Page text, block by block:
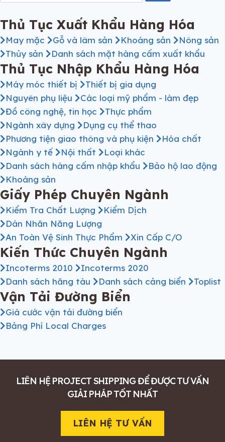
Thủ Tục Xuất Khẩu Hàng Hóa
May mặc Gỗ và lâm sản Khoáng sản
Nông sản
Thủy sản
Danh sách mặt hàng cấm xuất khẩu
Thủ Tục Nhập Khẩu Hàng Hóa
Máy móc thiết bị
Thiết bị gia dụng
Nguyên phụ liệu
Các loại mỹ phẩm - làm đẹp
Đồ công nghệ, tin học
Thực phẩm
Ngành xây dựng
Dụng cụ thể thao
Phương tiện giao thông và phụ kiện
Hóa chất
Ngành y tế
Nội thất
Loại khác
Danh sách hàng cấm nhập khẩu
Bảo hộ lao động
Khoáng sản
Giấy Phép Chuyên Ngành
Kiểm Tra Chất Lượng
Kiểm Dịch
Dán Nhãn Năng Lượng
An Toàn Vệ Sinh Thực Phẩm
Xin Cấp C/O
Kiến Thức Chuyên Ngành
Incoterms 2010
Incoterms 2020
Danh sách hãng tàu
Danh sách cảng biển Toplist
Vận Tải Đường Biển
Giá cước vận tải đường biển
Bảng Phí Local Charges
LIÊN HỆ PROJECT SHIPPING ĐỂ ĐƯỢC TƯ VẤN
GIẢI PHÁP TỐT NHẤT
LIÊN HỆ TƯ VẤN